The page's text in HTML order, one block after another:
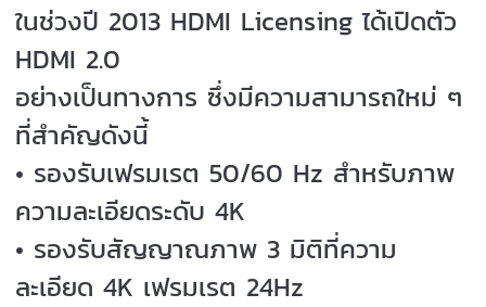
ในช่วงปี 2013 HDMI Licensing ได้เปิดตัว
HDMI 2.0
อย่างเป็นทางการ ซึ่งมีความสามารถใหม่ ๆ
ที่สำคัญดังนี้
• รองรับเฟรมเรต 50/60 Hz สำหรับภาพ
ความละเอียดระดับ 4K
• รองรับสัญญาณภาพ 3 มิติที่ความ
ละเอียด 4K เฟรมเรต 24Hz